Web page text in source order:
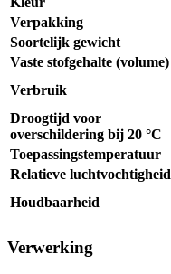
Verpakking
Soortelijk gewicht
Vaste stofgehalte (volume)
Verbruik
Droogtijd voor
overschildering bij 20 °C
Toepassingstemperatuur
Relatieve luchtvochtigheid
Houdbaarheid
Verwerking